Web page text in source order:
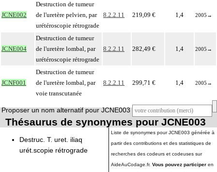
JCNE002
Destruction de tumeur
de l'uretère pelvien, par
urétéroscopie rétrograde
8.2.2.11 219,09 € 1,4 2005 →
JCNE004
Destruction de tumeur
de l'uretère lombal, par
urétéroscopie rétrograde
8.2.2.11 282,49 € 1,4 2005 →
JCNF001
Destruction de tumeur
de l'uretère lombal, par
voie transcutanée
8.2.2.11 299,71 € 1,4 2005 →
Proposer un nom alternatif pour JCNE003
Thésaurus de synonymes pour JCNE003
Destruc. T. uret. iliaq
urét.scopie rétrograde
Liste de synonymes pour JCNE003 générée à
partir des contributions et des statistiques de
recherches des codeurs et codeuses sur
AideAuCodage.fr. Vous pouvez participer en